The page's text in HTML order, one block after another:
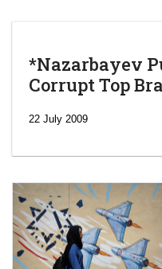
*Nazarbayev
Corrupt Top
22 July 2009